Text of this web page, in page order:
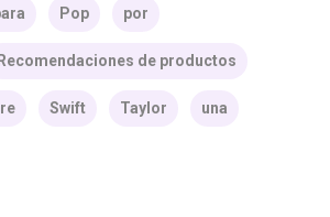
Pop por
Recomendaciones de productos
Swift Taylor una